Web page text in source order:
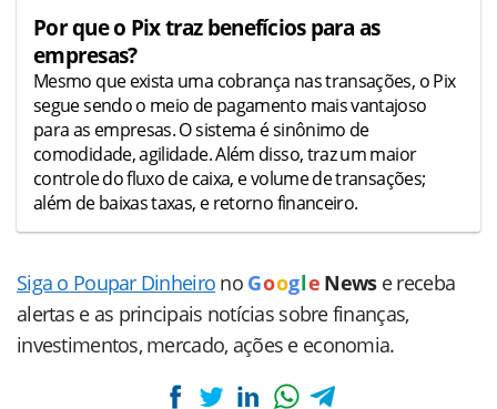
Por que o Pix traz benefícios para as
empresas?
Mesmo que exista uma cobrança nas transações, o Pix
segue sendo o meio de pagamento mais vantajoso
para as empresas. O sistema é sinônimo de
comodidade, agilidade. Além disso, traz um maior
controle do fluxo de caixa, e volume de transações;
além de baixas taxas, e retorno financeiro.
Siga o Poupar Dinheiro no Goog le News e receba
alertas e as principais notícias sobre finanças,
investimentos, mercado, ações e economia.